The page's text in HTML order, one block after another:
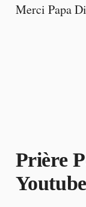
Merci Papa
Prière
Youtube